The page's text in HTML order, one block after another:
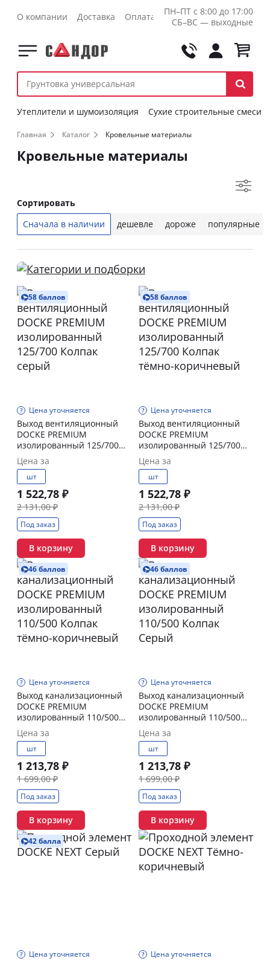
О компании Доставка Оплата Контакты Оптовикам
ПН–ПТ с 8:00 до 17:00
СБ–ВС — выходные
Утеплители и шумоизоляция Сухие строительные смеси
Главная Каталог Кровельные материалы
Кровельные материалы
Сортировать
Сначала в наличии
дешевле дороже популярные
58 баллов
Цена уточняется
Выход вентиляционный
DOCKE PREMIUM
изолированный 125/700
Колпак серый
Цена за
шт
1 522,78 ₽
2 131,00 ₽
Под заказ
В корзину
58 баллов
Цена уточняется
Выход вентиляционный
DOCKE PREMIUM
изолированный 125/700
Колпак тёмно-коричневый
Цена за
шт
1 522,78 ₽
2 131,00 ₽
Под заказ
В корзину
46 баллов
Цена уточняется
Выход канализационный
DOCKE PREMIUM
изолированный 110/500
Колпак тёмно-коричневый
Цена за
шт
1 213,78 ₽
1 699,00 ₽
Под заказ
В корзину
46 баллов
Цена уточняется
Выход канализационный
DOCKE PREMIUM
изолированный 110/500
Колпак Серый
Цена за
шт
1 213,78 ₽
1 699,00 ₽
Под заказ
В корзину
42 балла
Цена уточняется Цена уточняется